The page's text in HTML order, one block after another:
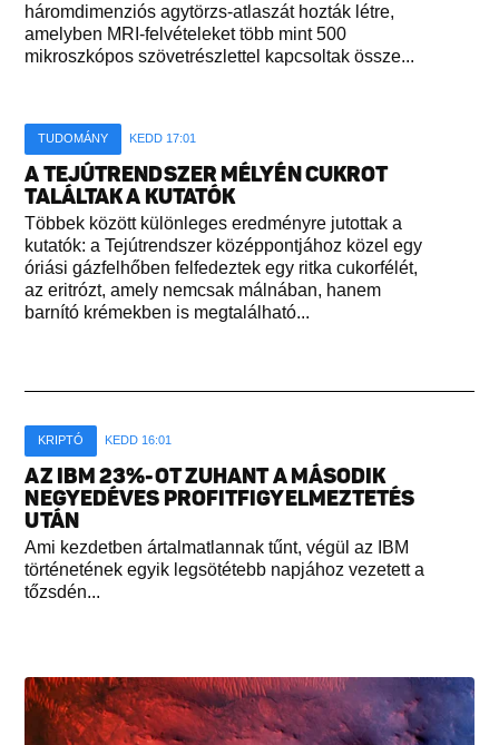
háromdimenziós agytörzs-atlaszát hozták létre,
amelyben MRI-felvételeket több mint 500
mikroszkópos szövetrészlettel kapcsoltak össze...
TUDOMÁNY KEDD 17:01
A TEJÚTRENDSZER MÉLYÉN CUKROT
TALÁLTAK A KUTATÓK
Többek között különleges eredményre jutottak a
kutatók: a Tejútrendszer középpontjához közel egy
óriási gázfelhőben felfedeztek egy ritka cukorfélét,
az eritrózt, amely nemcsak málnában, hanem
barnító krémekben is megtalálható...
KRIPTÓ KEDD 16:01
AZ IBM 23%-OT ZUHANT A MÁSODIK
NEGYEDÉVES PROFITFIGYELMEZTETÉS
UTÁN
Ami kezdetben ártalmatlannak tűnt, végül az IBM
történetének egyik legsötétebb napjához vezetett a
tőzsdén...